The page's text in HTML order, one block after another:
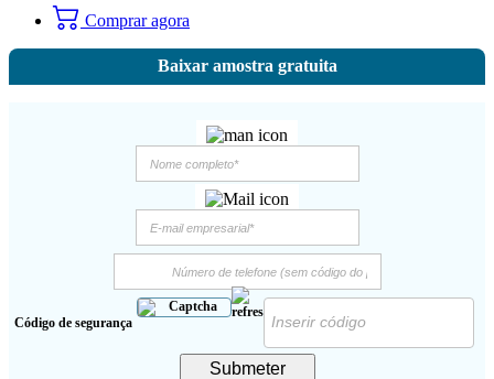
Comprar agora
Baixar amostra gratuita
Código de segurança
Submeter